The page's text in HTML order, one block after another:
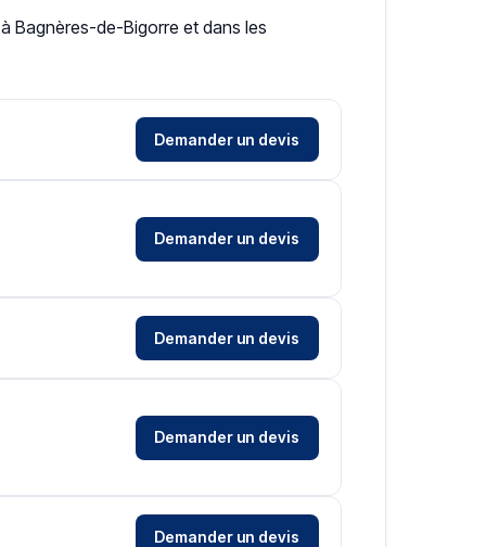
Bagnères-de-Bigorre et dans les
Demander un devis
Demander un devis
Demander un devis
Demander un devis
Demander un devis